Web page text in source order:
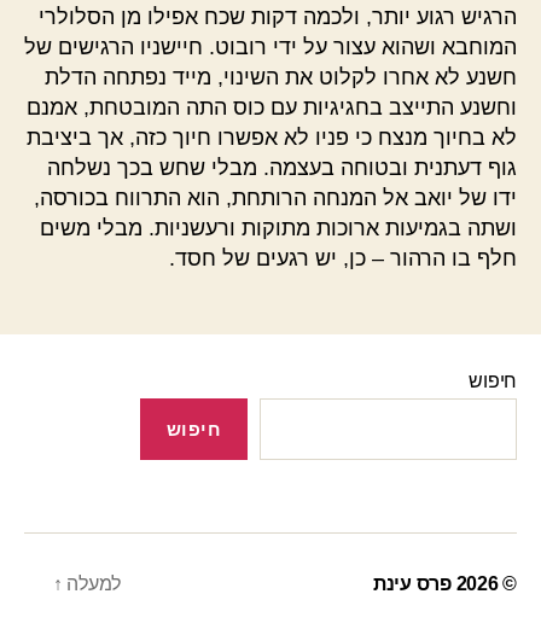
הרגיש רגוע יותר, ולכמה דקות שכח אפילו מן הסלולרי
המוחבא ושהוא עצור על ידי רובוט. חיישניו הרגישים של
חשנע לא אחרו לקלוט את השינוי, מייד נפתחה הדלת
וחשנע התייצב בחגיגיות עם כוס התה המובטחת, אמנם
לא בחיוך מנצח כי פניו לא אפשרו חיוך כזה, אך ביציבת
גוף דעתנית ובטוחה בעצמה. מבלי שחש בכך נשלחה
ידו של יואב אל המנחה הרותחת, הוא התרווח בכורסה,
ושתה בגמיעות ארוכות מתוקות ורעשניות. מבלי משים
חלף בו הרהור – כן, יש רגעים של חסד.
חיפוש
חיפוש
© 2026 פרס עינת למעלה ↑